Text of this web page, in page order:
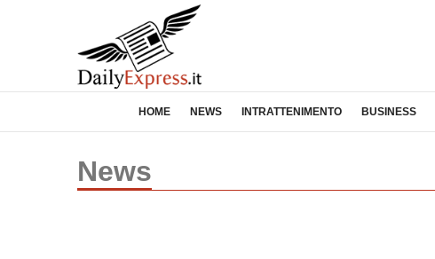
HOME NEWS INTRATTENIMENTO BUSINESS
News